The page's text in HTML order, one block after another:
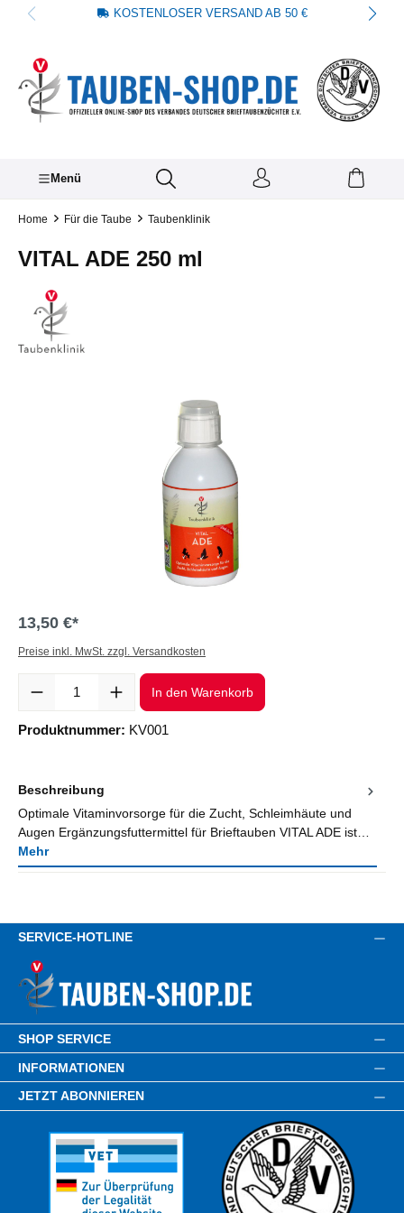
springen KOSTENLOSER VERSAND AB 50 €
Menü
Home Für die Taube Taubenklinik
VITAL ADE 250 ml
13,50 €*
Preise inkl. MwSt. zzgl. Versandkosten
Produkt Anzahl: Gib den gewünschten Wert ein oder benutze die
In den Warenkorb
Produktnummer: KV001
Beschreibung
Optimale Vitaminvorsorge für die Zucht, Schleimhäute und
Augen Ergänzungsfuttermittel für Brieftauben VITAL ADE ist…
Mehr
SERVICE-HOTLINE
SHOP SERVICE
INFORMATIONEN
JETZT ABONNIEREN